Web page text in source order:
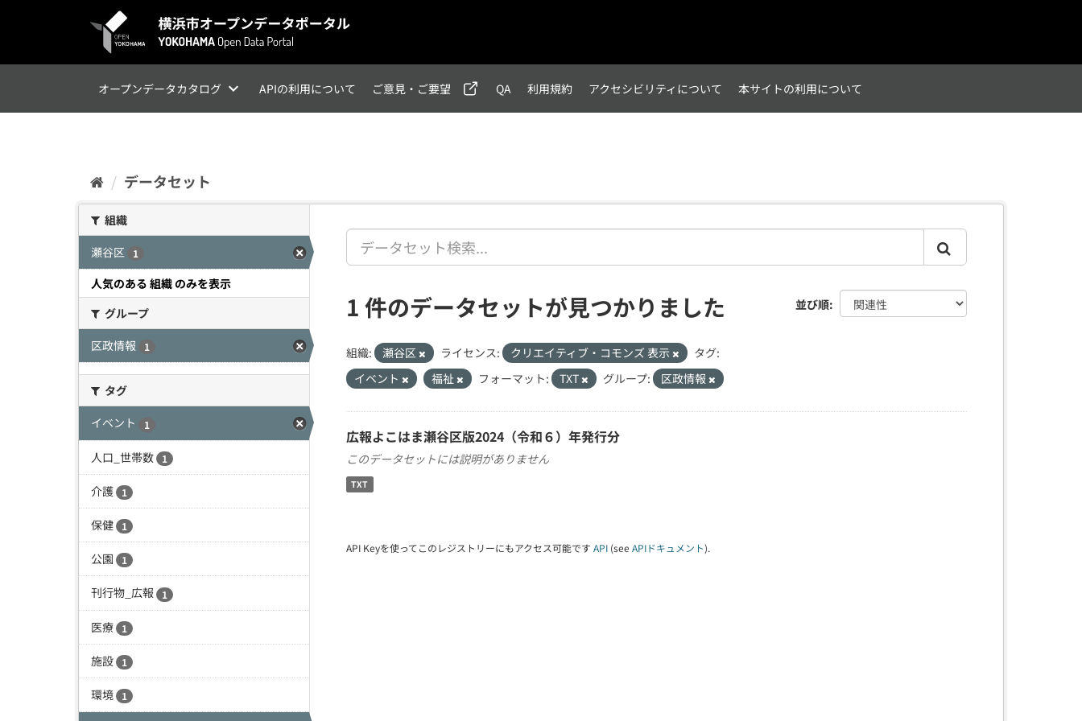
オープンデータカタログ APIの利用について ご意見・ご要望 QA 利用規約 アクセシビリティについて 本サイトの利用について
データセット
組織
瀬谷区
1
人気のある 組織 のみを表示
グループ
区政情報
1
タグ
イベント
1
人口_世帯数 1
介護 1
保健 1
公園 1
刊行物_広報 1
医療 1
施設 1
環境 1
並び順
1 件のデータセットが見つかりました
組織: 瀬谷区 ライセンス: クリエイティブ・コモンズ 表示
タグ:
イベント
福祉 フォーマット: TXT グループ: 区政情報
広報よこはま瀬谷区版2024（令和６）年発行分
このデータセットには説明がありません
TXT
API Keyを使ってこのレジストリーにもアクセス可能です API (see APIドキュメント).